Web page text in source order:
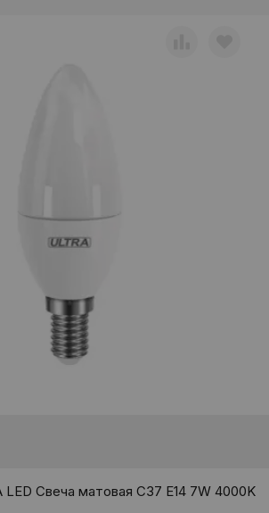
LED Свеча матовая C37 E14 7W 4000K